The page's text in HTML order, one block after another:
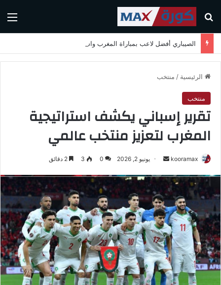
بحث عن
الرئيسية / منتخب
منتخب
تقرير إسباني يكشف استراتيجية
المغرب لتعزيز منتخب عالمي
kooramax
ل
ب
ر
ي
د
ا
إ
يونيو 2, 2026 0
3